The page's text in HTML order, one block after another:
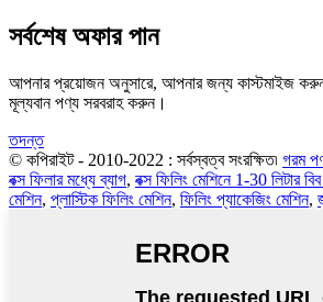
সর্বশেষ অফার পান
আপনার প্রয়োজন অনুসারে, আপনার জন্য কাস্টমাইজ
মূল্যবান পণ্য সরবরাহ করুন।
তদন্ত
© কপিরাইট - 2010-2022 : সর্বস্বত্ব সংরক্ষিত৷ গরম
বক্স ফিলার মধ্যে ব্যাগ, বক্স ফিলিং মেশিনে 1-30 লিটার
মেশিন, প্লাস্টিক ফিলিং মেশিন, ফিলিং প্যাকেজিং মেশিন,